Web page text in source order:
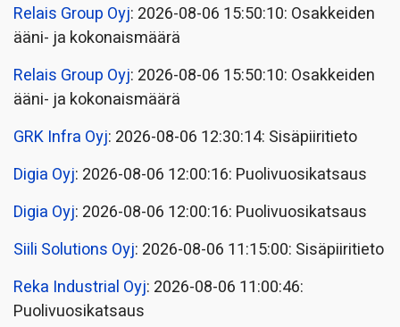
Relais Group Oyj: 2026-08-06 15:50:10: Osakkeiden
ääni- ja kokonaismäärä
Relais Group Oyj: 2026-08-06 15:50:10: Osakkeiden
ääni- ja kokonaismäärä
GRK Infra Oyj: 2026-08-06 12:30:14: Sisäpiiritieto
Digia Oyj: 2026-08-06 12:00:16: Puolivuosikatsaus
Digia Oyj: 2026-08-06 12:00:16: Puolivuosikatsaus
Siili Solutions Oyj: 2026-08-06 11:15:00: Sisäpiiritieto
Reka Industrial Oyj: 2026-08-06 11:00:46:
Puolivuosikatsaus